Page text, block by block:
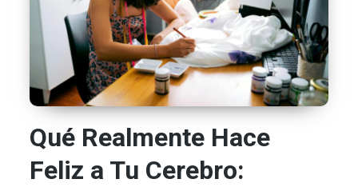
Qué Realmente Hace
Feliz a Tu Cerebro: